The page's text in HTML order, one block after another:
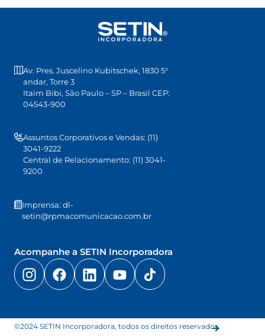
Av. Pres. Juscelino Kubitschek, 1830 5°
andar, Torre 3
Itaim Bibi, São Paulo – SP – Brasil CEP:
04543-900
Assuntos Corporativos e Vendas: (11)
3041-9222
Central de Relacionamento: (11) 3041-
9200
Imprensa: dl-
setin@rpmacomunicacao.com.br
Acompanhe a SETIN Incorporadora
©2024 SETIN Incorporadora, todos os direitos reservados.